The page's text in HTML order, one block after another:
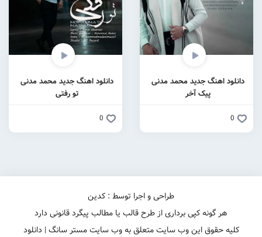
دانلود اهنگ جدید محمد مدنی
پیک آخر
0
دانلود اهنگ جدید محمد مدنی
تو رفتی
0
طراحی و اجرا توسط : کدین
هر گونه کپی برداری از طرح قالب یا مطالب پیگرد قانونی دارد
کلیه حقوق این وب سایت متعلق به وب سایت مستر سانگ | دانلود